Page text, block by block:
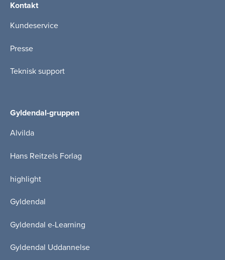
Kontakt
Kundeservice
Presse
Teknisk support
Gyldendal-gruppen
Alvilda
Hans Reitzels Forlag
highlight
Gyldendal
Gyldendal e-Learning
Gyldendal Uddannelse